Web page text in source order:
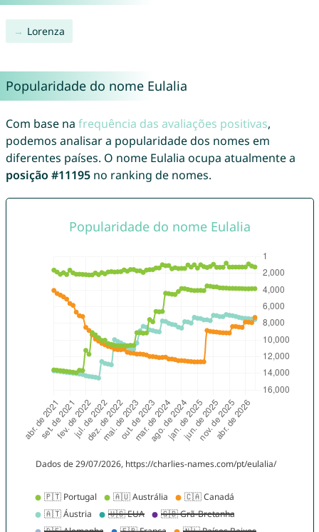
Lorenza
Popularidade do nome Eulalia
Com base na frequência das avaliações positivas,
podemos analisar a popularidade dos nomes em
diferentes países. O nome Eulalia ocupa atualmente a
posição #11195no ranking de nomes.